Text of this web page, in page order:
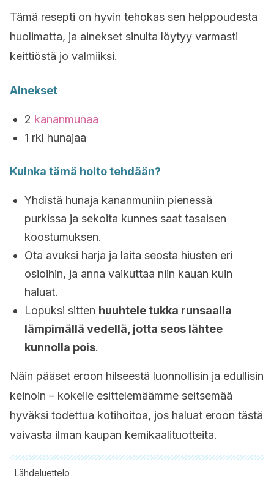
Tämä resepti on hyvin tehokas sen helppoudesta
huolimatta, ja ainekset sinulta löytyy varmasti
keittiöstä jo valmiiksi.
Ainekset
2 kananmunaa
1 rkl hunajaa
Kuinka tämä hoito tehdään?
Yhdistä hunaja kananmuniin pienessä
purkissa ja sekoita kunnes saat tasaisen
koostumuksen.
Ota avuksi harja ja laita seosta hiusten eri
osioihin, ja anna vaikuttaa niin kauan kuin
haluat.
Lopuksi sitten huuhtele tukka runsaalla
lämpimällä vedellä, jotta seos lähtee
kunnolla pois.
Näin pääset eroon hilseestä luonnollisin ja edullisin
keinoin – kokeile esittelemäämme seitsemää
hyväksi todettua kotihoitoa, jos haluat eroon tästä
vaivasta ilman kaupan kemikaalituotteita.
Lähdeluettelo